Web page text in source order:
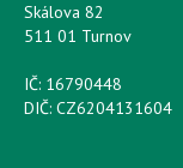
Skálova 82
511 01 Turnov
IČ: 16790448
DIČ: CZ6204131604